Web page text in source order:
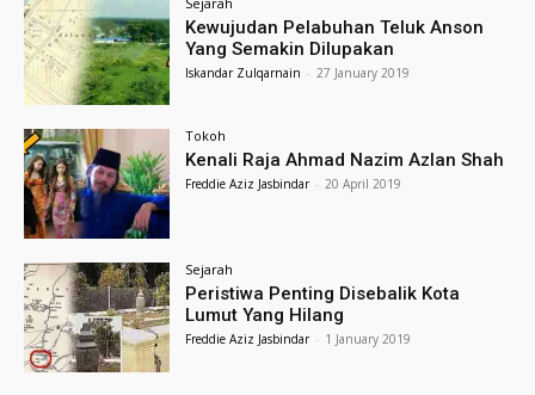
Kewujudan Pelabuhan Teluk Anson
Yang Semakin Dilupakan
Iskandar Zulqarnain - 27 January 2019
Tokoh
Kenali Raja Ahmad Nazim Azlan Shah
Freddie Aziz Jasbindar - 20 April 2019
Sejarah
Peristiwa Penting Disebalik Kota
Lumut Yang Hilang
Freddie Aziz Jasbindar - 1 January 2019